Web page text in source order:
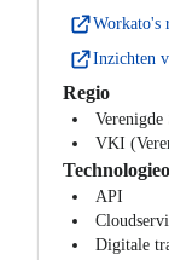
Workato's
Inzichten
Regio
Verenigde
VKI
API
Digitale